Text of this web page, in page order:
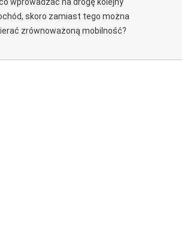
skoro zamiast tego można
zrównoważoną mobilność?